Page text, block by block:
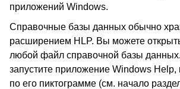
приложений Windows.
Справочные базы данных обычно
расширением HLP. Вы можете
любой файл справочной базы
запустите приложение Windows Help,
по его пиктограмме (см. начало